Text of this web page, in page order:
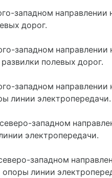
западном
дорог.
западном
полевых дорог.
западном
линии электропередачи.
западном
электропередачи.
западном
линии